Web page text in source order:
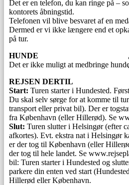
Det er en telefon, du kan ringe på –
kontorets åbningstid.
Telefonen vil blive besvaret af en
Dermed er vi ikke længere end et
på tur.
HUNDE
Det er ikke muligt at medbringe
REJSEN DERTIL
Start: Turen starter i Hundested.
Du skal selv sørge for at komme til
transport eller privat bil). Der er
fra København (eller Hillerød). Se
Slut: Turen slutter i Helsingør (efter
afkortes). Evt. ekstra nat i Helsingør
er der tog til København (eller
der tog til hele landet. Se
bil: Turen starter i Hundested og
parkere din enten ved start
Hillerød eller København.